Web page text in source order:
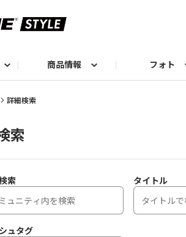
TORQUIZ【投票企画】
商品情報
ース
フォト
ト
う
フォト
詳細検索
索
索 タイトル
ュタグ